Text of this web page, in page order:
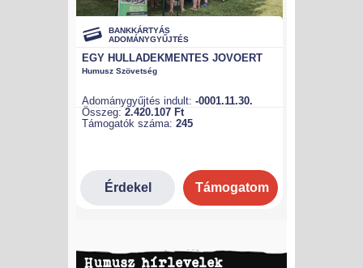
Humusz hírlevelek